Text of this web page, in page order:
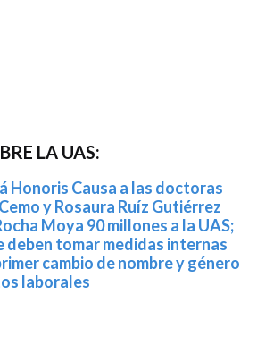
LA UAS:
Honoris Causa a las doctoras
y Rosaura Ruíz Gutiérrez
Moya 90 millones a la UAS;
deben tomar medidas internas
cambio de nombre y género
laborales